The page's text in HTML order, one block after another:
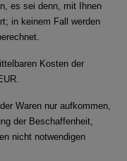
es sei denn, mit Ihnen
in keinem Fall werden
Kosten der
Waren nur aufkommen,
der Beschaffenheit,
nicht notwendigen